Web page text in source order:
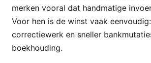
merken vooral dat handmatige
Voor hen is de winst vaak
correctiewerk en sneller
boekhouding.